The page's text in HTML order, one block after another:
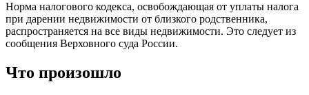
Норма налогового кодекса, освобождающая от уплаты налога
при дарении недвижимости от близкого родственника,
распространяется на все виды недвижимости. Это следует из
сообщения Верховного суда России.
Что произошло